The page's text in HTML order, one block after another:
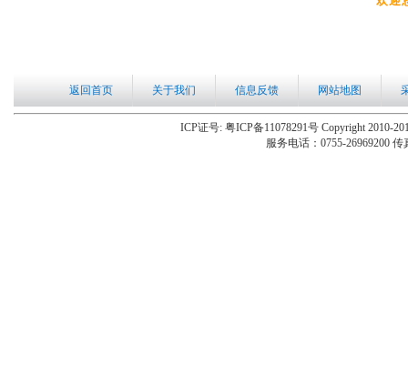
返回首页 关于我们 信息反馈 网站地图
ICP证号: 粤ICP备11078291号 Copyright 2010-
服务电话：0755-26969200 传